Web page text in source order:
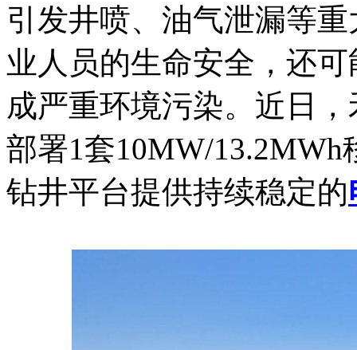
引发井喷、油气泄漏等
业人员的生命安全，还
成严重环境污染。近日
部署1套10MW/
钻井平台提供持续稳定的